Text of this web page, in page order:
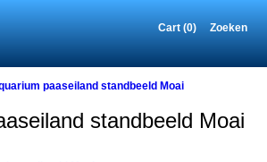
Cart (0) Zoeken
paaseiland standbeeld Moai
standbeeld Moai